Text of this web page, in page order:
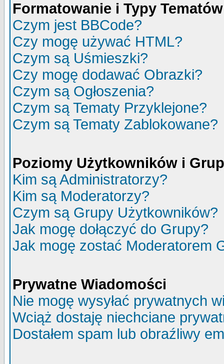
Formatowanie i Typy Tematów
Czym jest BBCode?
Czy mogę używać HTML?
Czym są Uśmieszki?
Czy mogę dodawać Obrazki?
Czym są Ogłoszenia?
Czym są Tematy Przyklejone?
Czym są Tematy Zablokowane?
Poziomy Użytkowników i
Kim są Administratorzy?
Kim są Moderatorzy?
Czym są Grupy Użytkowników?
Jak mogę dołączyć do Grupy?
Jak mogę zostać Moderatorem
Prywatne Wiadomości
Nie mogę wysyłać prywatnych
Wciąż dostaję niechciane
Dostałem spam lub obraźliwy